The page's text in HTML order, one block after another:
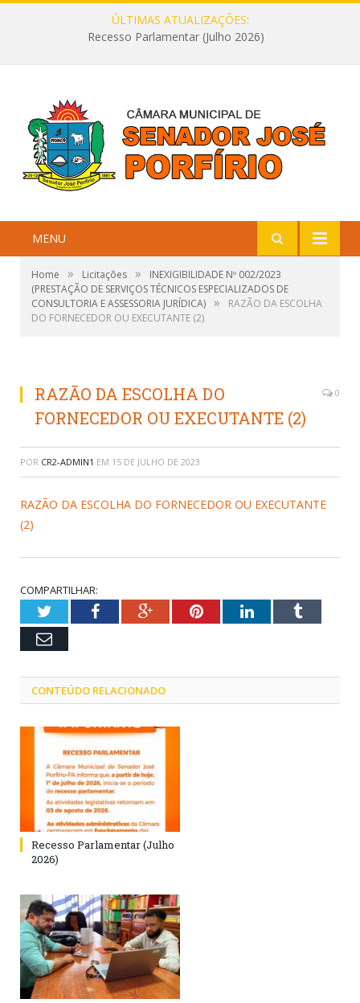
ÚLTIMAS ATUALIZAÇÕES:
Recesso Parlamentar (Julho 2026)
MENU
Home » Licitações »
INEXIGIBILIDADE Nº 002/2023
(PRESTAÇÃO DE SERVIÇOS TÉCNICOS ESPECIALIZADOS DE
CONSULTORIA E ASSESSORIA JURÍDICA) »
RAZÃO DA ESCOLHA
DO FORNECEDOR OU EXECUTANTE (2)
RAZÃO DA ESCOLHA DO
FORNECEDOR OU EXECUTANTE (2)
0
POR CR2-ADMIN1 EM 15 DE JULHO DE 2023
RAZÃO DA ESCOLHA DO FORNECEDOR OU EXECUTANTE
(2)
COMPARTILHAR:
TwitterFacebookGoogle+PinterestLinkedInTumblr
Email
CONTEÚDO RELACIONADO
Recesso Parlamentar (Julho
2026)